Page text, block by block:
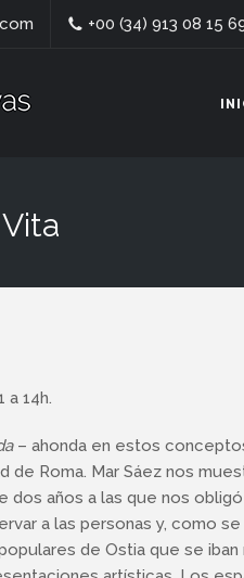
+00 (34) 913 08 15
a 14h.
– ahonda en estos
de Roma. Mar Sáez nos
dos años a las que nos
a las personas y, como
de Ostia que se